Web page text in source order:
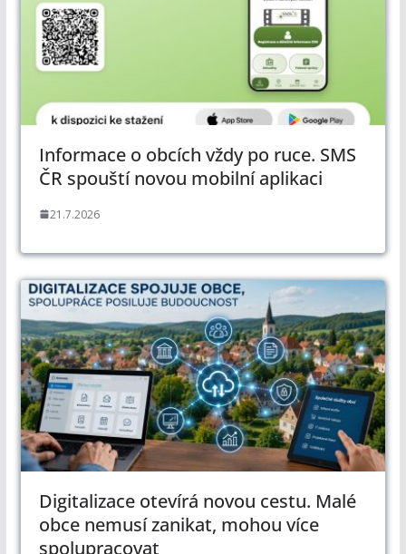
Informace o obcích vždy po ruce. SMS
ČR spouští novou mobilní aplikaci
21.7.2026
Digitalizace otevírá novou cestu. Malé
obce nemusí zanikat, mohou více
spolupracovat